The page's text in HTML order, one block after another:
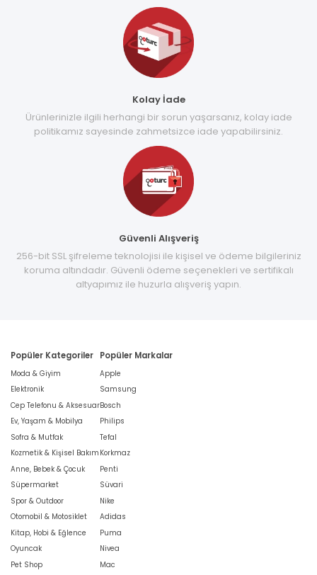
Kolay İade
Ürünlerinizle ilgili herhangi bir sorun yaşarsanız, kolay iade
politikamız sayesinde zahmetsizce iade yapabilirsiniz.
Güvenli Alışveriş
256-bit SSL şifreleme teknolojisi ile kişisel ve ödeme bilgileriniz
koruma altındadır. Güvenli ödeme seçenekleri ve sertifikalı
altyapımız ile huzurla alışveriş yapın.
Popüler Kategoriler
Moda & Giyim
Elektronik
Cep Telefonu & Aksesuar
Ev, Yaşam & Mobilya
Sofra & Mutfak
Kozmetik & Kişisel Bakım
Anne, Bebek & Çocuk
Süpermarket
Spor & Outdoor
Otomobil & Motosiklet
Kitap, Hobi & Eğlence
Oyuncak
Pet Shop
Popüler Markalar
Apple
Samsung
Bosch
Philips
Tefal
Korkmaz
Penti
Süvari
Nike
Adidas
Puma
Nivea
Mac